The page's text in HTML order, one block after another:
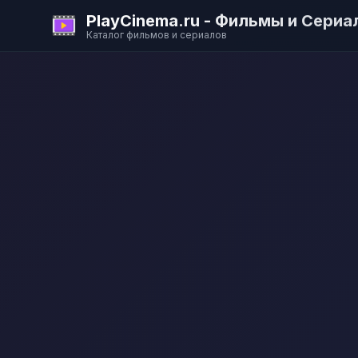
PlayCinema.ru - Фильмы и
Каталог фильмов и сериалов